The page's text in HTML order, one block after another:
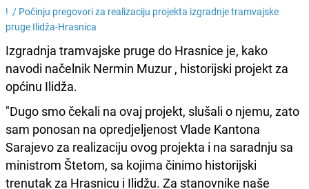
! / Počinju pregovori za realizaciju projekta izgradnje tramvajske
pruge Ilidža-Hrasnica
Izgradnja tramvajske pruge do Hrasnice je, kako
navodi načelnik Nermin Muzur , historijski projekt za
općinu Ilidža.
"Dugo smo čekali na ovaj projekt, slušali o njemu, zato
sam ponosan na opredjeljenost Vlade Kantona
Sarajevo za realizaciju ovog projekta i na saradnju sa
ministrom Štetom, sa kojima činimo historijski
trenutak za Hrasnicu i Ilidžu. Za stanovnike naše